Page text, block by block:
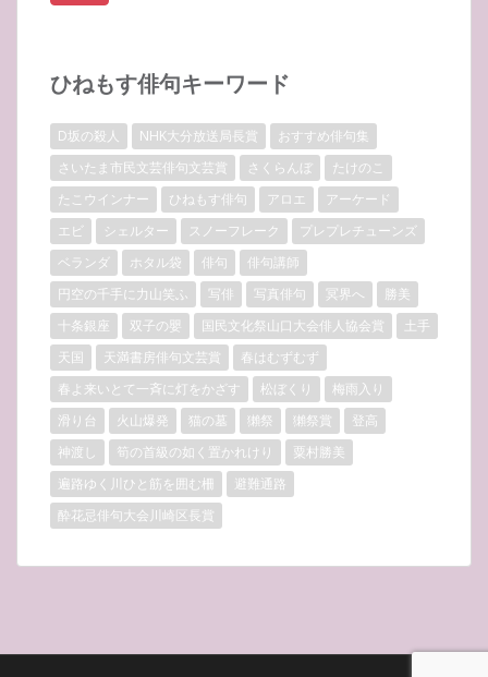
ひねもす俳句キーワード
D坂の殺人 NHK大分放送局長賞
おすすめ俳句集
さいたま市民文芸俳句文芸賞
さくらんぼ
たけのこ
たこウインナー
ひねもす俳句 アロエ
アーケード
エビ
シェルター スノーフレーク
プレプレチューンズ
ベランダ
ホタル袋 俳句
俳句講師
円空の千手に力山笑ふ
写俳 写真俳句 冥界へ
勝美
十条銀座
双子の嬰 国民文化祭山口大会俳人協会賞
土手
天国
天満書房俳句文芸賞
春はむずむず
春よ来いとて一斉に灯をかざす
松ぼくり
梅雨入り
滑り台
火山爆発 猫の墓 獺祭 獺祭賞
登高
神渡し
筍の首級の如く置かれけり
粟村勝美
遍路ゆく川ひと筋を囲む柵
避難通路
酔花忌俳句大会川崎区長賞